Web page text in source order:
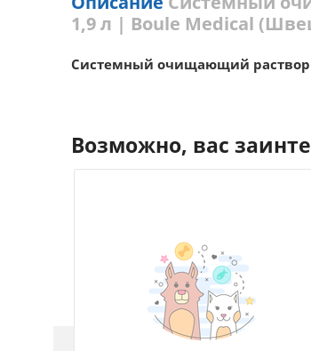
1,9 л | Boule Medical
Системный очищающий раствор
Возможно, вас